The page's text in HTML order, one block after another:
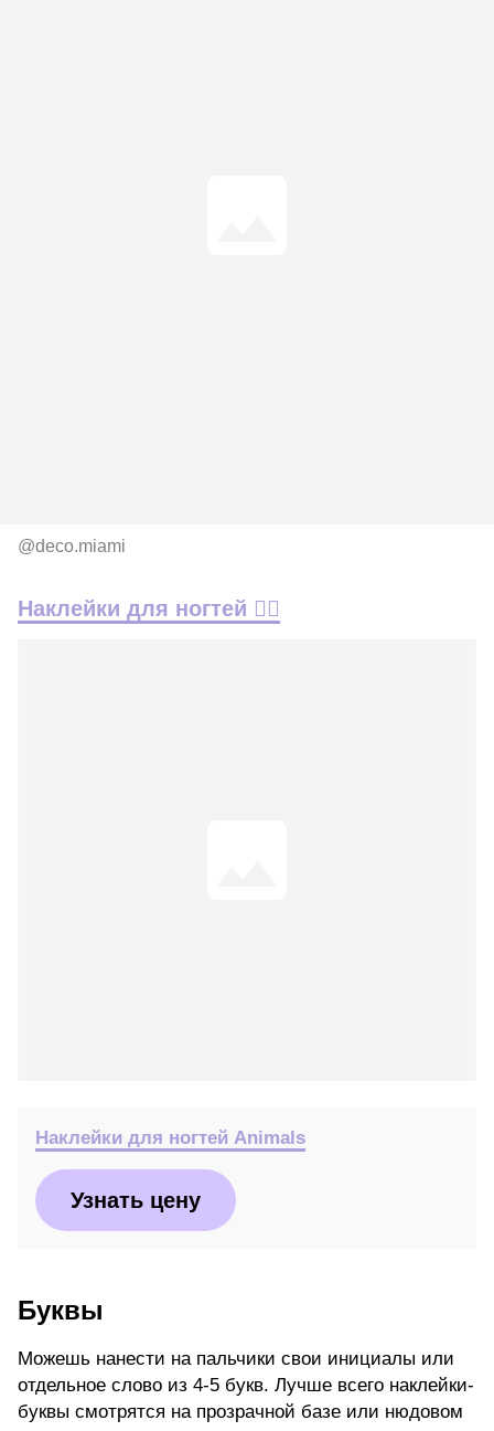
@deco.miami
Наклейки для ногтей 👇🏽
Наклейки для ногтей Animals
Узнать цену
Буквы
Можешь нанести на пальчики свои инициалы или
отдельное слово из 4-5 букв. Лучше всего наклейки-
буквы смотрятся на прозрачной базе или нюдовом